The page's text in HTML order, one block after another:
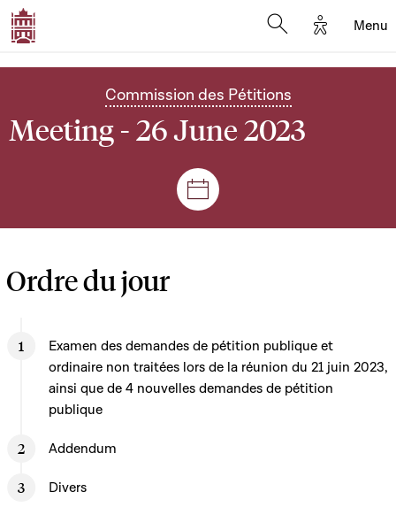
Options
Menu
Commission des Pétitions
Meeting - 26 June 2023
Sessions and meetings
Ordre du jour
Examen des demandes de pétition publique et
ordinaire non traitées lors de la réunion du 21 juin 2023,
ainsi que de 4 nouvelles demandes de pétition
publique
Addendum
Divers